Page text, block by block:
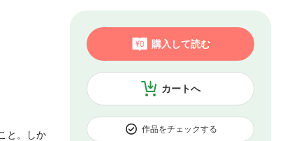
カートへ
購入して読む
作品をチェックする
と。しか